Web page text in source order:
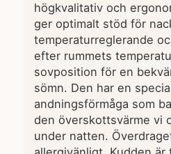
högkvalitativ och
ger optimalt stöd för
temperaturreglerande
efter rummets
sovposition för en
sömn. Den har en
andningsförmåga som
den överskottsvärme vi
under natten.